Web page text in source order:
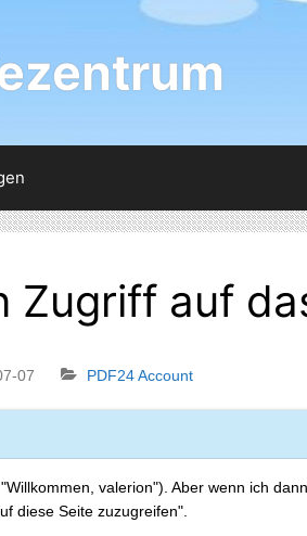
Zugriff auf
07 PDF24 Account
valerion"). Aber wenn ich
diese Seite zuzugreifen".